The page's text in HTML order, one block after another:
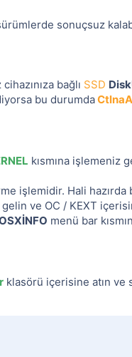
sonuçsuz
bağlı SSD
bu durumda
kısmına işlemeniz
işlemidir. Hali hazırda
gelin ve OC / KEXT
menü bar
klasörü içerisine atın ve